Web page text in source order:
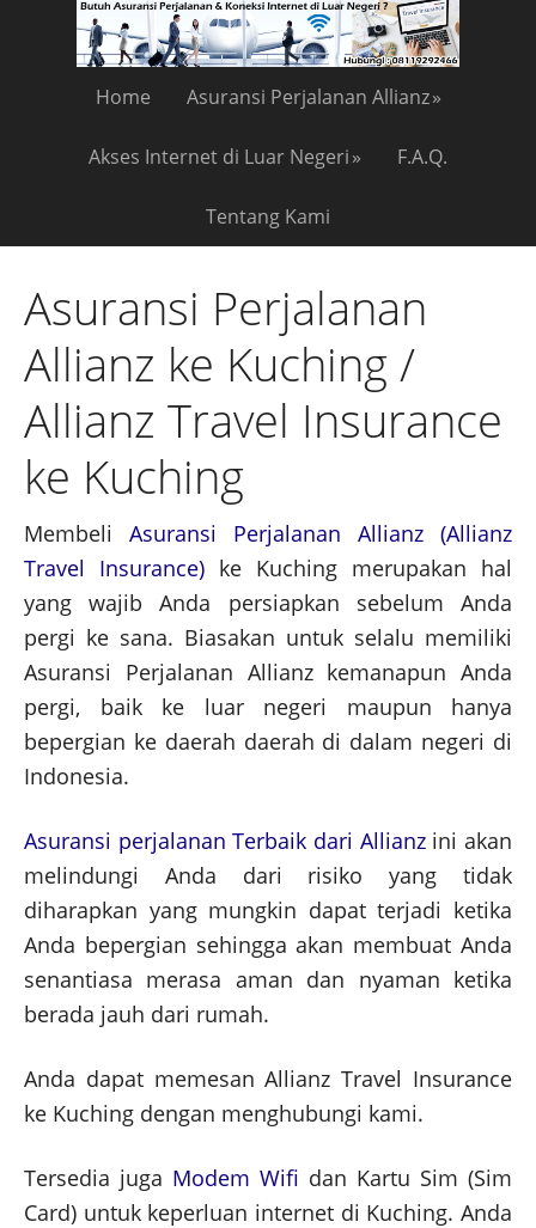
Home Asuransi Perjalanan Allianz
Akses Internet di Luar Negeri F.A.Q.
Tentang Kami
Asuransi Perjalanan
Allianz ke Kuching /
Allianz Travel Insurance
ke Kuching
Membeli Asuransi Perjalanan Allianz (Allianz
Travel Insurance) ke Kuching merupakan hal
yang wajib Anda persiapkan sebelum Anda
pergi ke sana. Biasakan untuk selalu memiliki
Asuransi Perjalanan Allianz kemanapun Anda
pergi, baik ke luar negeri maupun hanya
bepergian ke daerah daerah di dalam negeri di
Indonesia.
Asuransi perjalanan Terbaik dari Allianzini akan
melindungi Anda dari risiko yang tidak
diharapkan yang mungkin dapat terjadi ketika
Anda bepergian sehingga akan membuat Anda
senantiasa merasa aman dan nyaman ketika
berada jauh dari rumah.
Anda dapat memesan Allianz Travel Insurance
ke Kuching dengan menghubungi kami.
Tersedia juga Modem Wifi dan Kartu Sim (Sim
Card) untuk keperluan internet di Kuching. Anda